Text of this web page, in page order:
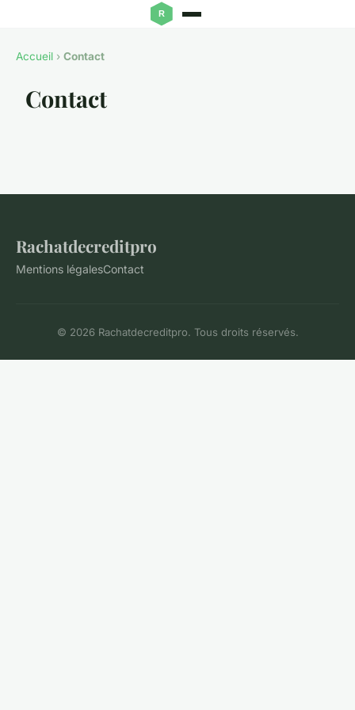
Accueil › Contact
Contact
Rachatdecreditpro
Mentions légalesContact
© 2026 Rachatdecreditpro. Tous droits réservés.